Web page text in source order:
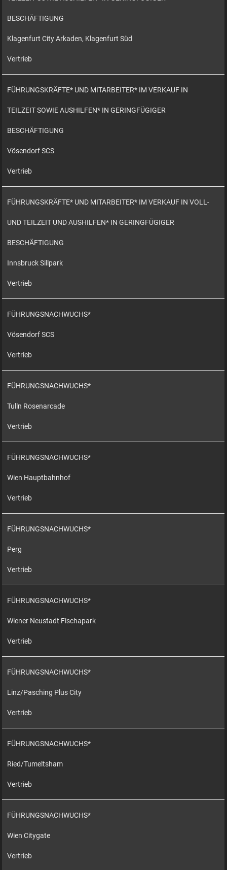
BESCHÄFTIGUNG
Klagenfurt City Arkaden, Klagenfurt Süd
Vertrieb
FÜHRUNGSKRÄFTE* UND MITARBEITER* IM VERKAUF IN
TEILZEIT SOWIE AUSHILFEN* IN GERINGFÜGIGER
BESCHÄFTIGUNG
Vösendorf SCS
Vertrieb
FÜHRUNGSKRÄFTE* UND MITARBEITER* IM VERKAUF IN VOLL-
UND TEILZEIT UND AUSHILFEN* IN GERINGFÜGIGER
BESCHÄFTIGUNG
Innsbruck Sillpark
Vertrieb
FÜHRUNGSNACHWUCHS*
Vösendorf SCS
Vertrieb
FÜHRUNGSNACHWUCHS*
Tulln Rosenarcade
Vertrieb
FÜHRUNGSNACHWUCHS*
Wien Hauptbahnhof
Vertrieb
FÜHRUNGSNACHWUCHS*
Perg
Vertrieb
FÜHRUNGSNACHWUCHS*
Wiener Neustadt Fischapark
Vertrieb
FÜHRUNGSNACHWUCHS*
Linz/Pasching Plus City
Vertrieb
FÜHRUNGSNACHWUCHS*
Ried/Tumeltsham
Vertrieb
FÜHRUNGSNACHWUCHS*
Wien Citygate
Vertrieb